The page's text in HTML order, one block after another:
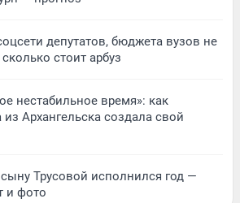
депутатов, бюджета вузов не
стоит арбуз
нестабильное время»: как
Архангельска создала свой
Трусовой исполнился год —
и фото